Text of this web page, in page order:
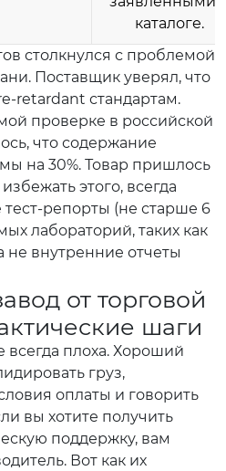
каталоге.
столкнулся с проблемой
Поставщик уверял, что
retardant стандартам.
проверке в российской
что содержание
на 30%. Товар пришлось
этого, всегда
репорты (не старше 6
лабораторий, таких как
не внутренние отчеты
от торговой
шаги
всегда плоха. Хороший
груз,
оплаты и говорить
вы хотите получить
поддержку, вам
Вот как их